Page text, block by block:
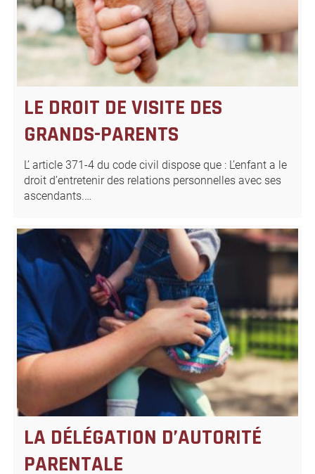
LE DROIT DE VISITE DES
GRANDS-PARENTS
L’ article 371-4 du code civil dispose que : L’enfant a le
droit d’entretenir des relations personnelles avec ses
ascendants.…
LA DÉLÉGATION D’AUTORITÉ
PARENTALE